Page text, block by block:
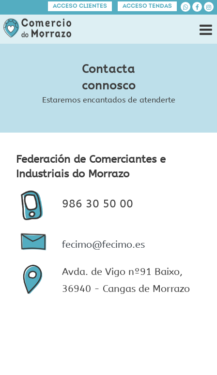
ACCESO CLIENTES ACCESO TENDAS
Contacta
connosco
Estaremos encantados de atenderte
Federación de Comerciantes e
Industriais do Morrazo
986 30 50 00
fecimo@fecimo.es
Avda. de Vigo nº91 Baixo,
36940 - Cangas de Morrazo